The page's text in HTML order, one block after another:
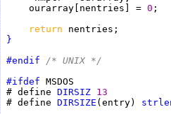
     ourarray[nentries] =
0
return
}
#endif /* UNIX */
#ifdef
# define DIRSIZ 13
# define DIRSIZE (entry)